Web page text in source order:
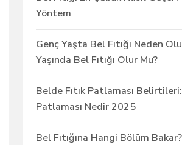
Yöntem
Genç Yaşta Bel Fıtığı Neden
Yaşında Bel Fıtığı Olur Mu?
Belde Fıtık Patlaması Belirtileri:
Patlaması Nedir 2025
Bel Fıtığına Hangi Bölüm